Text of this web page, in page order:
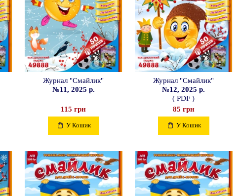
Журнал "Смайлик"
№11, 2025 р.
115 грн
У Кошик
Журнал "Смайлик"
№12, 2025 р.
( PDF )
85 грн
У Кошик